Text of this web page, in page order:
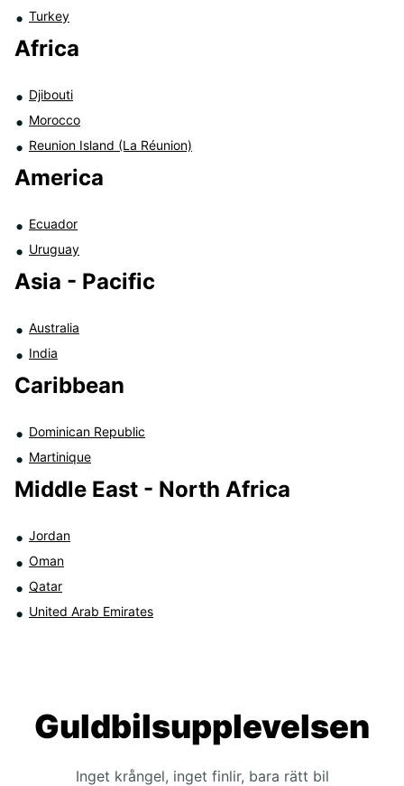
Turkey
Africa
Djibouti
Morocco
Reunion Island (La Réunion)
America
Ecuador
Uruguay
Asia - Pacific
Australia
India
Caribbean
Dominican Republic
Martinique
Middle East - North Africa
Jordan
Oman
Qatar
United Arab Emirates
Guldbilsupplevelsen
Inget krångel, inget finlir, bara rätt bil